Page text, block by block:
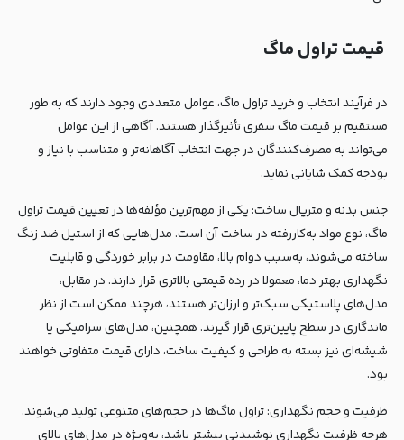
قیمت تراول ماگ
در فرآیند انتخاب و خرید تراول ماگ، عوامل متعددی وجود دارند که به طور
مستقیم بر قیمت ماگ سفری تأثیرگذار هستند. آگاهی از این عوامل
می‌تواند به مصرف‌کنندگان در جهت انتخاب آگاهانه‌تر و متناسب با نیاز و
بودجه کمک شایانی نماید.
جنس بدنه و متریال ساخت: یکی از مهم‌ترین مؤلفه‌ها در تعیین قیمت تراول
ماگ، نوع مواد به‌کاررفته در ساخت آن است. مدل‌هایی که از استیل ضد زنگ
ساخته می‌شوند، به‌سبب دوام بالا، مقاومت در برابر خوردگی و قابلیت
نگهداری بهتر دما، معمولا در رده قیمتی بالاتری قرار دارند. در مقابل،
مدل‌های پلاستیکی سبک‌تر و ارزان‌تر هستند، هرچند ممکن است از نظر
ماندگاری در سطح پایین‌تری قرار گیرند. همچنین، مدل‌های سرامیکی یا
شیشه‌ای نیز بسته به طراحی و کیفیت ساخت، دارای قیمت متفاوتی خواهند
بود.
ظرفیت و حجم نگهداری: تراول ماگ‌ها در حجم‌های متنوعی تولید می‌شوند.
هرچه ظرفیت نگهداری نوشیدنی بیشتر باشد، به‌ویژه در مدل‌های بالای